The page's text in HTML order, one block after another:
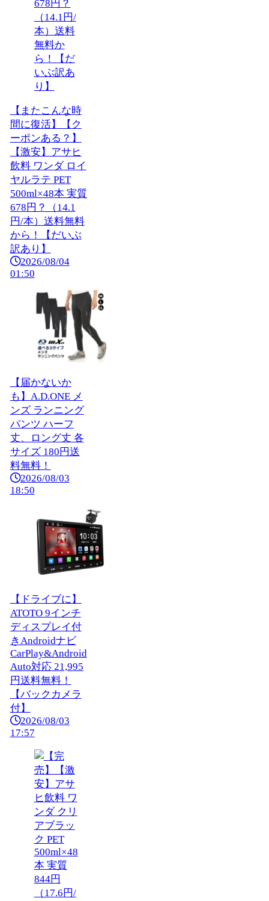
【またこんな時
間に復活】【ク
ーポンある？】
【激安】アサヒ
飲料 ワンダ ロイ
ヤルラテ PET
500ml×48本 実質
678円？（14.1
円/本）送料無料
から！【だいぶ
訳あり】
2026/08/04
01:50
【届かないか
も】A.D.ONE メ
ンズ ランニング
パンツ ハーフ
丈、ロング丈 各
サイズ 180円送
料無料！
2026/08/03
18:50
【ドライブに】
ATOTO 9インチ
ディスプレイ付
きAndroidナビ
CarPlay&Android
Auto対応 21,995
円送料無料！
【バックカメラ
付】
2026/08/03
17:57